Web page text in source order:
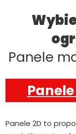
Panele
Panele 2D to